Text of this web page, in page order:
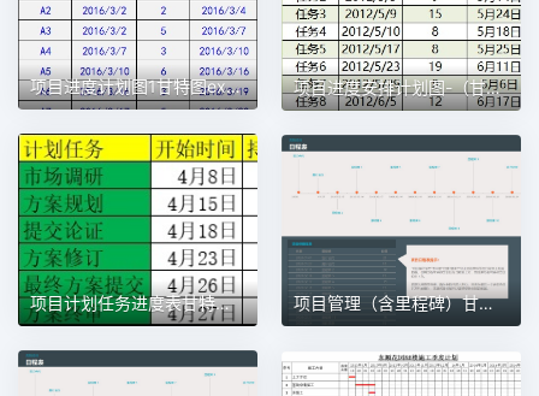
项目进度计划图1甘特图excel模板 项目进度安排计划图-（甘特图）1甘特图excel模板
项目计划任务进度表甘特图1甘特图excel模板 项目管理（含里程碑）甘特图excel模板